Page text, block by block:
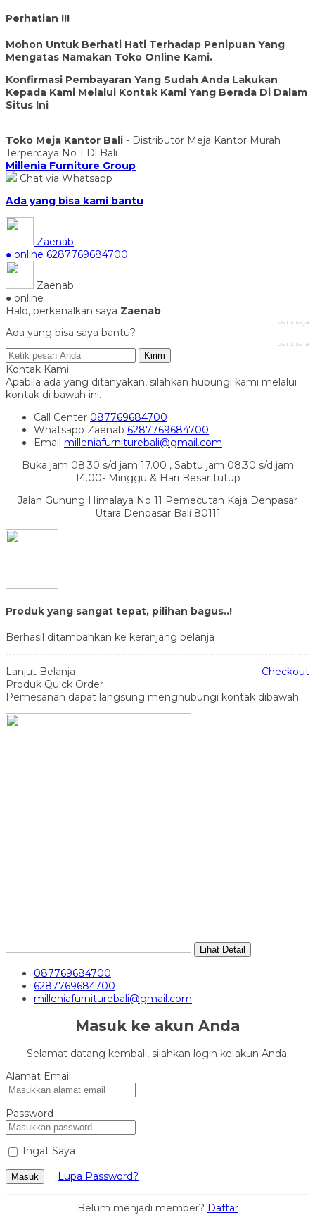
Perhatian !!!
Mohon Untuk Berhati Hati Terhadap Penipuan Yang
Mengatas Namakan Toko Online Kami.
Konfirmasi Pembayaran Yang Sudah Anda Lakukan
Kepada Kami Melalui Kontak Kami Yang Berada Di Dalam
Situs Ini
Toko Meja Kantor Bali - Distributor Meja Kantor Murah
Terpercaya No 1 Di Bali
Millenia Furniture Group
Chat via Whatsapp
Ada yang bisa kami bantu
Zaenab
● online 6287769684700
Zaenab
● online
Halo, perkenalkan saya Zaenab
baru saja
Ada yang bisa saya bantu?
baru saja
Kirim
Kontak Kami
Apabila ada yang ditanyakan, silahkan hubungi kami melalui
kontak di bawah ini.
Call Center 087769684700
Whatsapp Zaenab 6287769684700
Email milleniafurniturebali@gmail.com
Buka jam 08.30 s/d jam 17.00 , Sabtu jam 08.30 s/d jam
14.00- Minggu & Hari Besar tutup
Jalan Gunung Himalaya No 11 Pemecutan Kaja Denpasar
Utara Denpasar Bali 80111
Produk yang sangat tepat, pilihan bagus..!
Berhasil ditambahkan ke keranjang belanja
Lanjut Belanja
Checkout
Produk Quick Order
Pemesanan dapat langsung menghubungi kontak dibawah:
Lihat Detail
087769684700
6287769684700
milleniafurniturebali@gmail.com
Masuk ke akun Anda
Selamat datang kembali, silahkan login ke akun Anda.
Alamat Email
Password
Ingat Saya
Masuk Lupa Password?
Belum menjadi member? Daftar